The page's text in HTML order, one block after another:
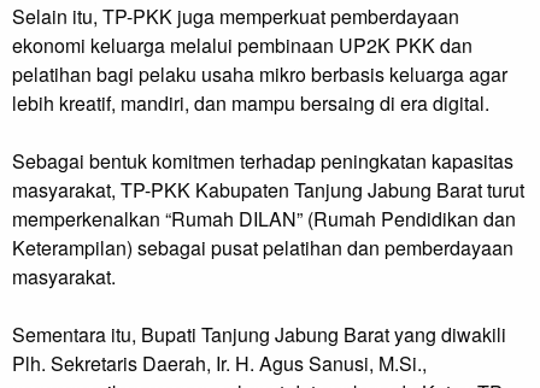
Selain itu, TP-PKK juga memperkuat pemberdayaan
ekonomi keluarga melalui pembinaan UP2K PKK dan
pelatihan bagi pelaku usaha mikro berbasis keluarga agar
lebih kreatif, mandiri, dan mampu bersaing di era digital.
Sebagai bentuk komitmen terhadap peningkatan kapasitas
masyarakat, TP-PKK Kabupaten Tanjung Jabung Barat turut
memperkenalkan “Rumah DILAN” (Rumah Pendidikan dan
Keterampilan) sebagai pusat pelatihan dan pemberdayaan
masyarakat.
Sementara itu, Bupati Tanjung Jabung Barat yang diwakili
Plh. Sekretaris Daerah, Ir. H. Agus Sanusi, M.Si.,